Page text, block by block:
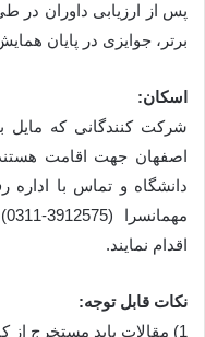
پس از ارزیابی داوران در
برتر، جوایزی در پایان
اسکان:
شرکت کنندگانی که مایل
اصفهان جهت اقامت
اقدام نمایند.
نکات قابل توجه:
1) مقالات باید مستخرج از کارهای اصیل پژوهشی باشند.